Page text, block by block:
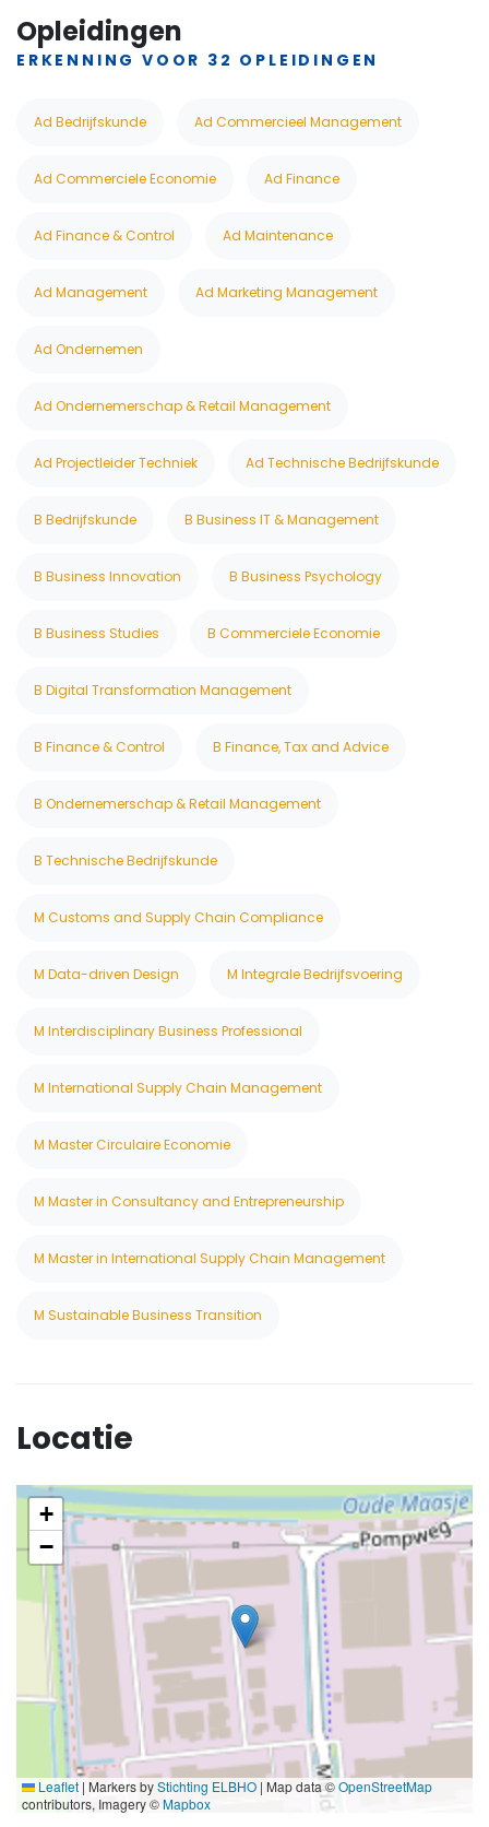
Opleidingen
ERKENNING VOOR 32 OPLEIDINGEN
Ad Bedrijfskunde Ad Commercieel Management
Ad Commerciele Economie Ad Finance
Ad Finance & Control Ad Maintenance
Ad Management Ad Marketing Management
Ad Ondernemen
Ad Ondernemerschap & Retail Management
Ad Projectleider Techniek Ad Technische Bedrijfskunde
B Bedrijfskunde B Business IT & Management
B Business Innovation B Business Psychology
B Business Studies B Commerciele Economie
B Digital Transformation Management
B Finance & Control B Finance, Tax and Advice
B Ondernemerschap & Retail Management
B Technische Bedrijfskunde
M Customs and Supply Chain Compliance
M Data-driven Design M Integrale Bedrijfsvoering
M Interdisciplinary Business Professional
M International Supply Chain Management
M Master Circulaire Economie
M Master in Consultancy and Entrepreneurship
M Master in International Supply Chain Management
M Sustainable Business Transition
Locatie
+
−
Leaflet | Markers byStichting ELBHO | Map data ©OpenStreetMap
contributors, Imagery ©Mapbox